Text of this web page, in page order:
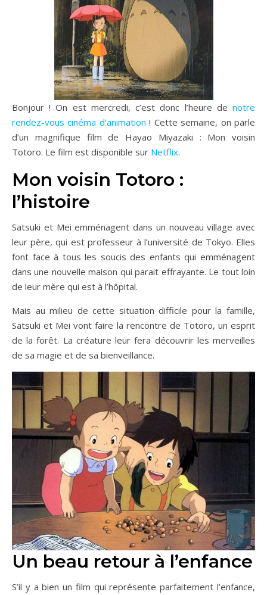
Bonjour ! On est mercredi, c’est donc l’heure de notre
rendez-vous cinéma d’animation ! Cette semaine, on parle
d’un magnifique film de Hayao Miyazaki : Mon voisin
Totoro. Le film est disponible sur Netflix.
Mon voisin Totoro :
l’histoire
Satsuki et Mei emménagent dans un nouveau village avec
leur père, qui est professeur à l’université de Tokyo. Elles
font face à tous les soucis des enfants qui emménagent
dans une nouvelle maison qui parait effrayante. Le tout loin
de leur mère qui est à l’hôpital.
Mais au milieu de cette situation difficile pour la famille,
Satsuki et Mei vont faire la rencontre de Totoro, un esprit
de la forêt. La créature leur fera découvrir les merveilles
de sa magie et de sa bienveillance.
Un beau retour à l’enfance
S’il y a bien un film qui représente parfaitement l’enfance,